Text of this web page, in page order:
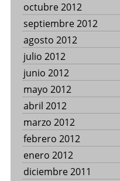
octubre 2012
septiembre 2012
agosto 2012
julio 2012
junio 2012
mayo 2012
abril 2012
marzo 2012
febrero 2012
enero 2012
diciembre 2011